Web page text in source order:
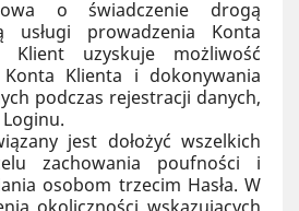
o świadczenie drogą
usługi prowadzenia Konta
Klient uzyskuje możliwość
Klienta i dokonywania
podczas rejestracji danych,
jest dołożyć wszelkich
zachowania poufności i
osobom trzecim Hasła. W